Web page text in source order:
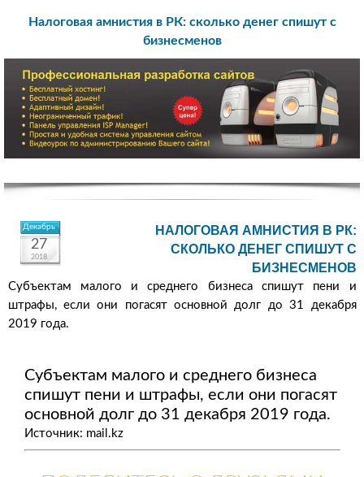
Налоговая амнистия в РК: сколько денег спишут с
бизнесменов
Декабрь
27
2018
НАЛОГОВАЯ АМНИСТИЯ В РК:
СКОЛЬКО ДЕНЕГ СПИШУТ С
БИЗНЕСМЕНОВ
Субъектам малого и среднего бизнеса спишут пени и
штрафы, если они погасят основной долг до 31 декабря
2019 года.
Субъектам малого и среднего бизнеса
спишут пени и штрафы, если они погасят
основной долг до 31 декабря 2019 года.
Источник: mail.kz